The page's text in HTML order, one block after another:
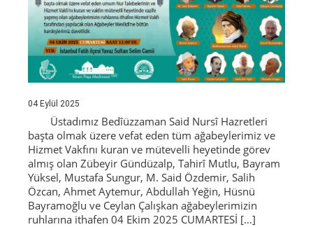
04 Eylül 2025
Üstadımız Bedîüzzaman Said Nursî Hazretleri
başta olmak üzere vefat eden tüm ağabeylerimiz ve
Hizmet Vakfını kuran ve mütevelli heyetinde görev
almış olan Zübeyir Gündüzalp, Tahirî Mutlu, Bayram
Yüksel, Mustafa Sungur, M. Said Özdemir, Salih
Özcan, Ahmet Aytemur, Abdullah Yeğin, Hüsnü
Bayramoğlu ve Ceylan Çalışkan ağabeylerimizin
ruhlarına ithafen 04 Ekim 2025 CUMARTESİ […]